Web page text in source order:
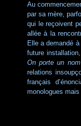
Au
par sa mère,
qui le reçoivent
allée à la
Elle a demandé
future
On porte un
relations
français
monologues